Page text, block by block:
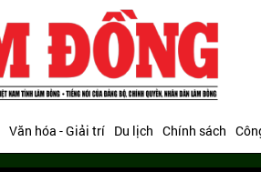
Văn hóa - Giải trí Du lịch Chính sách